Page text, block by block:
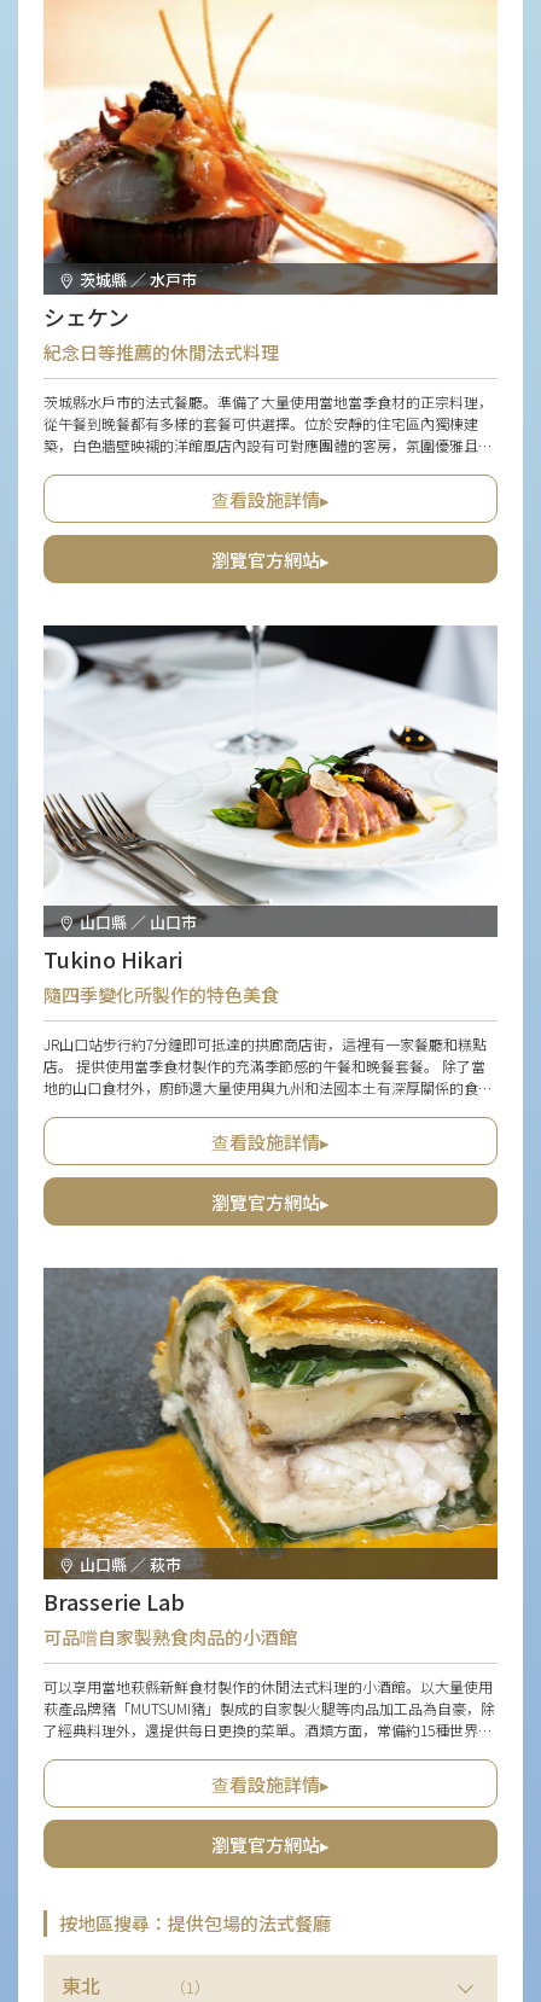
茨城縣 ／ 水戸市
シェケン
紀念日等推薦的休閒法式料理
茨城縣水戶市的法式餐廳。準備了大量使用當地當季食材的正宗料理，
從午餐到晚餐都有多樣的套餐可供選擇。位於安靜的住宅區內獨棟建
築，白色牆壁映襯的洋館風店內設有可對應團體的客房，氛圍優雅且安
能享受充滿非日常感的療癒時光。除了紀念日和聚餐等特別日子外，也
推薦作為平日稍微奢華點綴片刻的場所。
查看設施詳情▸
瀏覽官方網站▸
山口縣 ／ 山口市
Tukino Hikari
隨四季變化所製作的特色美食
JR山口站步行約7分鐘即可抵達的拱廊商店街，這裡有一家餐廳和糕點
店。 提供使用當季食材製作的充滿季節感的午餐和晚餐套餐。 除了當
地的山口食材外，廚師還大量使用與九州和法國本土有深厚關係的食
季節獨有的美味。 店內有自然光線輝映的糕點店和咖啡店區，而在店內
橫跨的空間中，可以在黑色基調的優雅氛圍中品嚐法式料理。
查看設施詳情▸
瀏覽官方網站▸
山口縣 ／ 萩市
Brasserie Lab
可品嚐自家製熟食肉品的小酒館
可以享用當地萩縣新鮮食材製作的休閒法式料理的小酒館。以大量使用
萩產品牌豬「MUTSUMI豬」製成的自家製火腿等肉品加工品為自豪，除
了經典料理外，還提供每日更換的菜單。酒類方面，常備約15種世界各
店內播放與小酒館氣氛非常契合的音樂，讓人忘卻時間，放鬆心情。設
有吧台和派對室，無論是單獨一人或大團體，都能在各種場合使用。
查看設施詳情▸
瀏覽官方網站▸
按地區搜尋：提供包場的法式餐廳
東北 （1）